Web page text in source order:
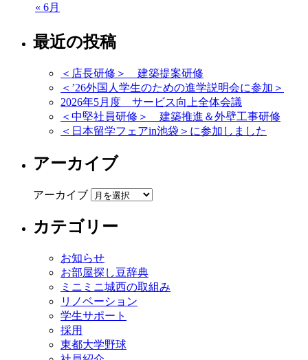
« 6月
最近の投稿
＜店長研修＞ 建築提案研修
＜’26外国人学生のための進学説明会に参加＞
2026年5月度 サービス向上全体会議
＜中堅社員研修＞ 建築推進＆外壁工事研修
＜日本留学フェアin池袋＞に参加しました
アーカイブ
アーカイブ
カテゴリー
お知らせ
お部屋探し豆辞典
ミニミニ城西の取組み
リノベーション
学生サポート
採用
東都大学野球